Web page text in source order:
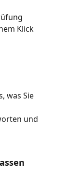
Klick
was Sie
und